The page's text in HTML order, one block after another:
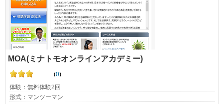
MOA(ミナトモオンラインアカデミー)
(0)
体験：無料体験2回
形式：マンツーマン